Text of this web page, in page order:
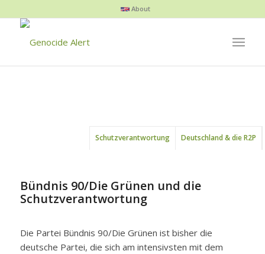
About
Schutzverantwortung Deutschland & die R2P
Bündnis 90/Die Grünen und die
Schutzverantwortung
Die Partei Bündnis 90/Die Grünen ist bisher die
deutsche Partei, die sich am intensivsten mit dem